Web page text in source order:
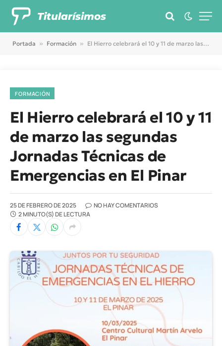
Titularísimos
Portada » Formación » El Hierro celebrará el 10 y 11 de marzo las segundas Jornadas Técnicas de Emergencias en El Pinar
FORMACIÓN
El Hierro celebrará el 10 y 11
de marzo las segundas
Jornadas Técnicas de
Emergencias en El Pinar
25 DE FEBRERO DE 2025
NO HAY COMENTARIOS
2 MINUTO(S) DE LECTURA